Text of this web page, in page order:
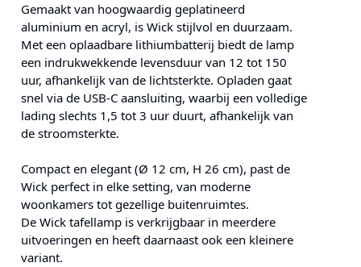
Gemaakt van hoogwaardig geplatineerd
aluminium en acryl, is Wick stijlvol en duurzaam.
Met een oplaadbare lithiumbatterij biedt de lamp
een indrukwekkende levensduur van 12 tot 150
uur, afhankelijk van de lichtsterkte. Opladen gaat
snel via de USB-C aansluiting, waarbij een volledige
lading slechts 1,5 tot 3 uur duurt, afhankelijk van
de stroomsterkte.
Compact en elegant (Ø 12 cm, H 26 cm), past de
Wick perfect in elke setting, van moderne
woonkamers tot gezellige buitenruimtes.
De Wick tafellamp is verkrijgbaar in meerdere
uitvoeringen en heeft daarnaast ook een kleinere
variant.